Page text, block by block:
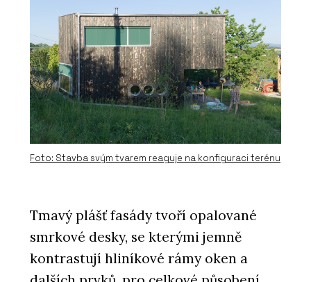
Foto: Stavba svým tvarem reaguje na konfiguraci terénu
Tmavý plášť fasády tvoří opalované
smrkové desky, se kterými jemně
kontrastují hliníkové rámy oken a